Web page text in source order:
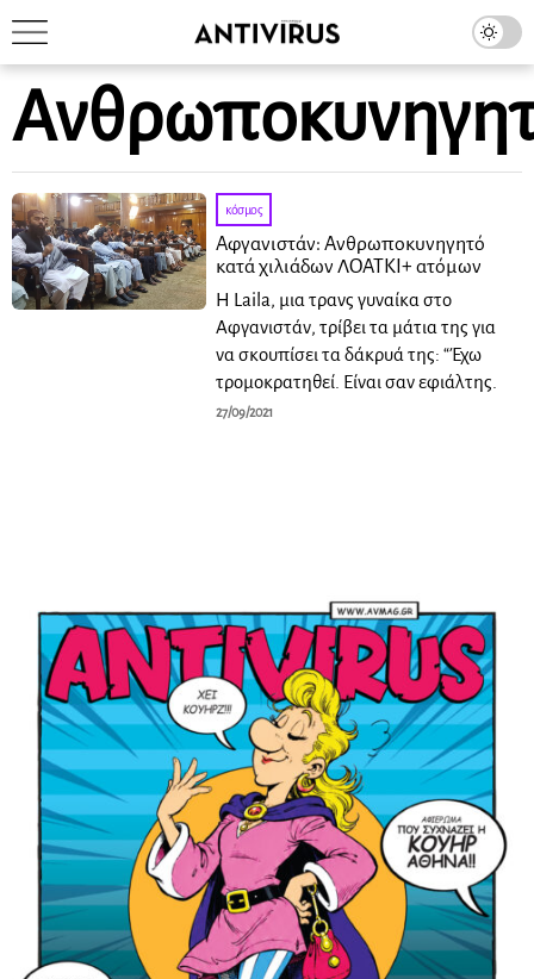
κόσμος
Αφγανιστάν: Ανθρωποκυνηγητό
κατά χιλιάδων ΛΟΑΤΚΙ+ ατόμων
Η Laila, μια τρανς γυναίκα στο
Αφγανιστάν, τρίβει τα μάτια της για
να σκουπίσει τα δάκρυά της: “Έχω
τρομοκρατηθεί. Είναι σαν εφιάλτης.
27/09/2021